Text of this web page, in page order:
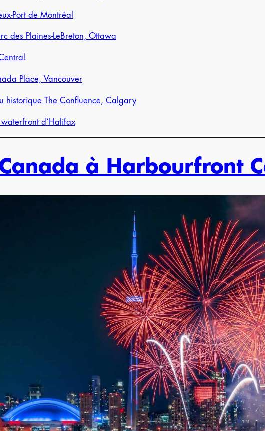
Port de Montréal
des Plaines-LeBreton, Ottawa
Place, Vancouver
historique The Confluence, Calgary
d’Halifax
à Harbourfront